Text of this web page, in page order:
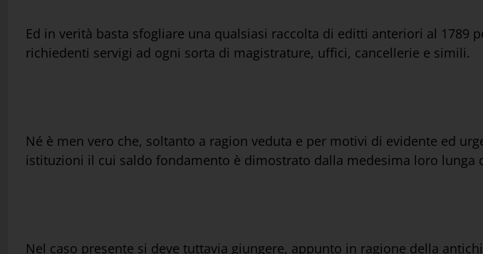
Ed in verità basta sfogliare una qualsiasi raccolta di editti anteriori al
richiedenti servigi ad ogni sorta di magistrature, uffici, cancellerie e simili.
Né è men vero che, soltanto a ragion veduta e per motivi di evidente ed
istituzioni il cui saldo fondamento è dimostrato dalla medesima loro lunga
Nel caso presente si deve tuttavia giungere, appunto in ragione della